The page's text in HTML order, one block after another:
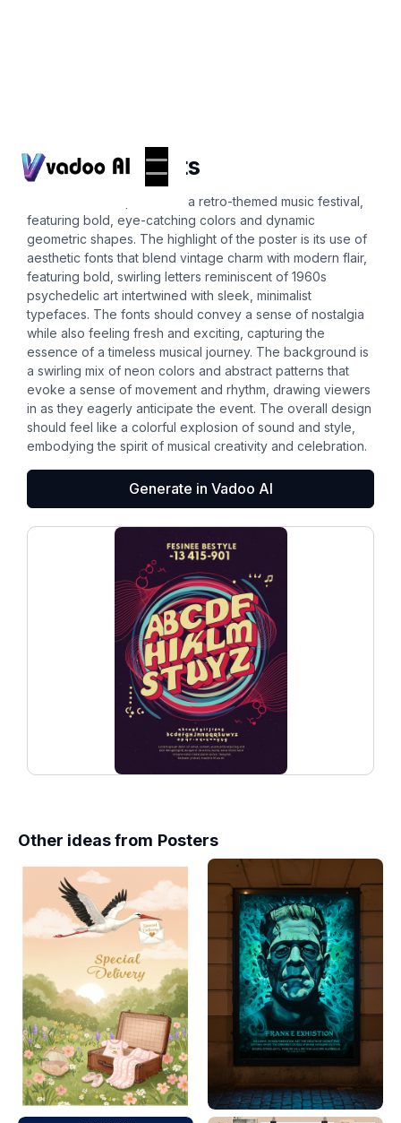
aesthetic fonts
Create a vibrant poster for a retro-themed music festival,
featuring bold, eye-catching colors and dynamic
geometric shapes. The highlight of the poster is its use of
aesthetic fonts that blend vintage charm with modern flair,
featuring bold, swirling letters reminiscent of 1960s
psychedelic art intertwined with sleek, minimalist
typefaces. The fonts should convey a sense of nostalgia
while also feeling fresh and exciting, capturing the
essence of a timeless musical journey. The background is
a swirling mix of neon colors and abstract patterns that
evoke a sense of movement and rhythm, drawing viewers
in as they eagerly anticipate the event. The overall design
should feel like a colorful explosion of sound and style,
embodying the spirit of musical creativity and celebration.
Generate in Vadoo AI
Other ideas from Posters